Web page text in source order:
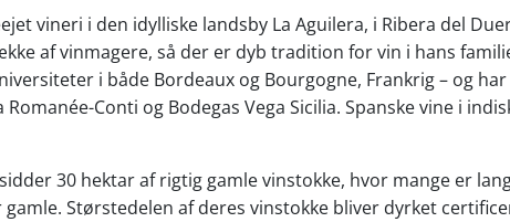
vineri i den idylliske landsby La Aguilera, i Ribera del
af vinmagere, så der er dyb tradition for vin i hans
i både Bordeaux og Bourgogne, Frankrig – og
Conti og Bodegas Vega Sicilia. Spanske vine i
30 hektar af rigtig gamle vinstokke, hvor mange er
Størstedelen af deres vinstokke bliver dyrket